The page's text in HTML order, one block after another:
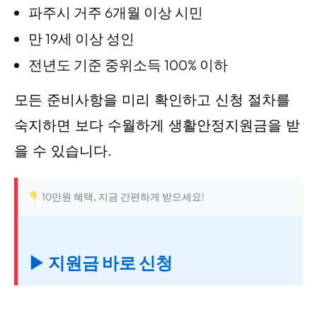
파주시 거주 6개월 이상 시민
만 19세 이상 성인
전년도 기준 중위소득 100% 이하
모든 준비사항을 미리 확인하고 신청 절차를
숙지하면 보다 수월하게 생활안정지원금을 받
을 수 있습니다.
10만원 혜택, 지금 간편하게 받으세요!
▶ 지원금 바로 신청